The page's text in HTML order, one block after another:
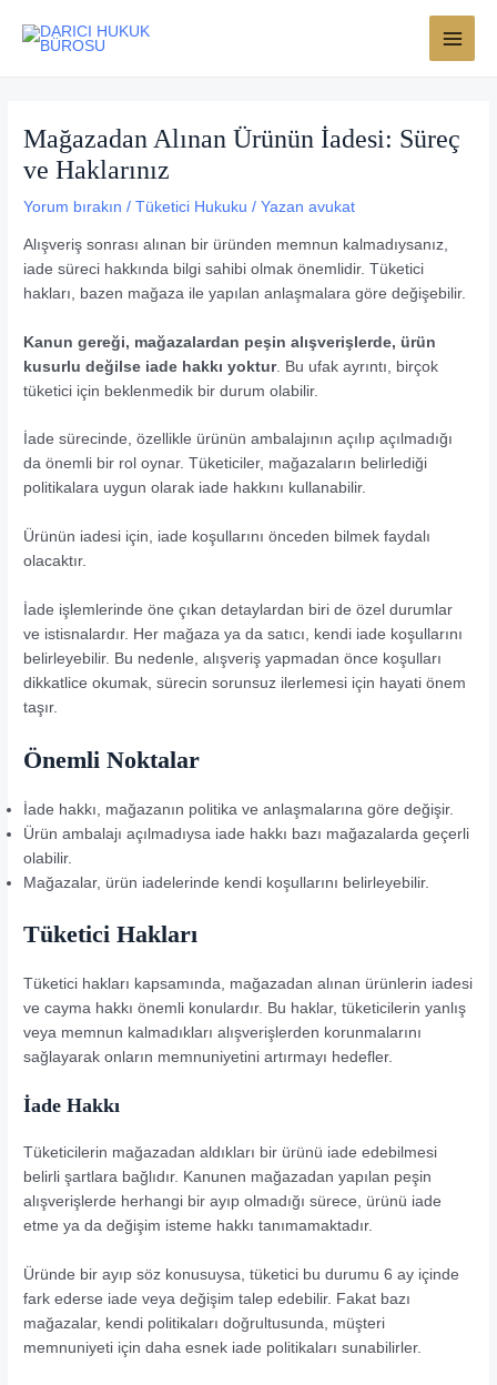
Mağazadan Alınan Ürünün İadesi: Süreç
ve Haklarınız
Yorum bırakın /Tüketici Hukuku / Yazan avukat
Alışveriş sonrası alınan bir üründen memnun kalmadıysanız,
iade süreci hakkında bilgi sahibi olmak önemlidir. Tüketici
hakları, bazen mağaza ile yapılan anlaşmalara göre değişebilir.
Kanun gereği, mağazalardan peşin alışverişlerde, ürün
kusurlu değilse iade hakkı yoktur. Bu ufak ayrıntı, birçok
tüketici için beklenmedik bir durum olabilir.
İade sürecinde, özellikle ürünün ambalajının açılıp açılmadığı
da önemli bir rol oynar. Tüketiciler, mağazaların belirlediği
politikalara uygun olarak iade hakkını kullanabilir.
Ürünün iadesi için, iade koşullarını önceden bilmek faydalı
olacaktır.
İade işlemlerinde öne çıkan detaylardan biri de özel durumlar
ve istisnalardır. Her mağaza ya da satıcı, kendi iade koşullarını
belirleyebilir. Bu nedenle, alışveriş yapmadan önce koşulları
dikkatlice okumak, sürecin sorunsuz ilerlemesi için hayati önem
taşır.
Önemli Noktalar
İade hakkı, mağazanın politika ve anlaşmalarına göre değişir.
Ürün ambalajı açılmadıysa iade hakkı bazı mağazalarda geçerli
olabilir.
Mağazalar, ürün iadelerinde kendi koşullarını belirleyebilir.
Tüketici Hakları
Tüketici hakları kapsamında, mağazadan alınan ürünlerin iadesi
ve cayma hakkı önemli konulardır. Bu haklar, tüketicilerin yanlış
veya memnun kalmadıkları alışverişlerden korunmalarını
sağlayarak onların memnuniyetini artırmayı hedefler.
İade Hakkı
Tüketicilerin mağazadan aldıkları bir ürünü iade edebilmesi
belirli şartlara bağlıdır. Kanunen mağazadan yapılan peşin
alışverişlerde herhangi bir ayıp olmadığı sürece, ürünü iade
etme ya da değişim isteme hakkı tanımamaktadır.
Üründe bir ayıp söz konusuysa, tüketici bu durumu 6 ay içinde
fark ederse iade veya değişim talep edebilir. Fakat bazı
mağazalar, kendi politikaları doğrultusunda, müşteri
memnuniyeti için daha esnek iade politikaları sunabilirler.